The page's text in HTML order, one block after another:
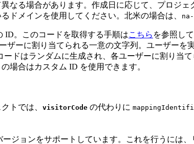
なる場合があります。作成日に応じて、プロジェ
ドメインを使用してください。北米の場合は、
ID。このコードを取得する手順はこちら を参照し
ザーに割り当てられる一意の文字列。ユーザー
ードはランダムに生成され、各ユーザーに割り当
場合はカスタム ID を使用できます。
トでは、 visitorCode の代わりに
ージョンをサポートしています。これを行うには、